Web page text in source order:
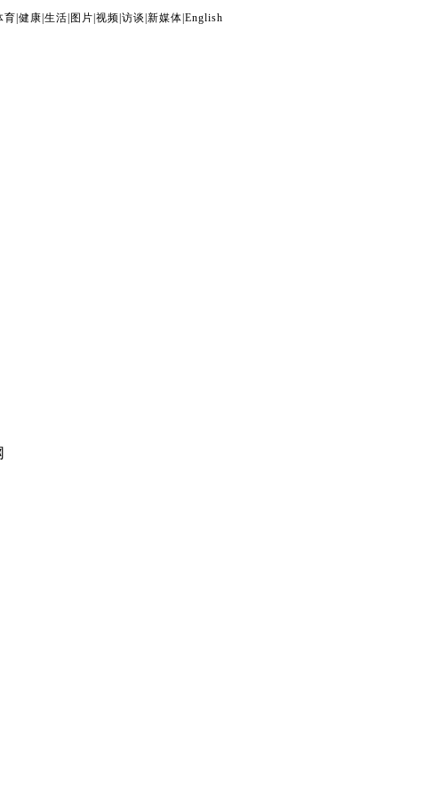
育 健康 生活 图片 视频 访谈 新媒体 English